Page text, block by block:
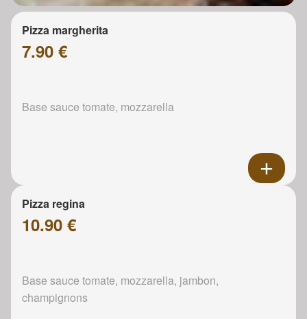
Pizza margherita
7.90 €
Base sauce tomate, mozzarella
Pizza regina
10.90 €
Base sauce tomate, mozzarella, jambon,
champignons